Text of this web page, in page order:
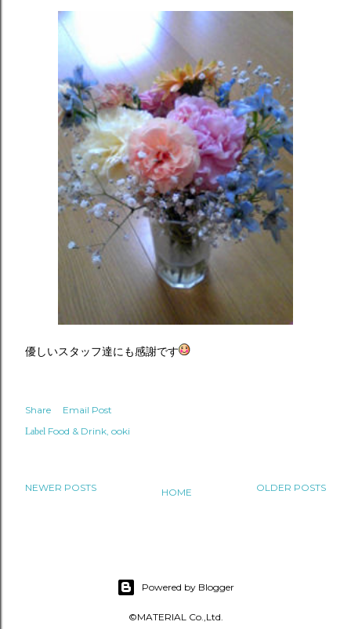
優しいスタッフ達にも感謝です
Share Email Post
Label Food & Drink ooki
NEWER POSTS OLDER POSTS
HOME
Powered by Blogger
©MATERIAL Co.,Ltd.